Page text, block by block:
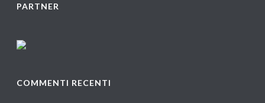
PARTNER
COMMENTI RECENTI